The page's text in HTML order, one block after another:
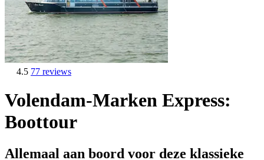
4.5 77 reviews
Volendam-Marken Express:
Boottour
Allemaal aan boord voor deze klassieke